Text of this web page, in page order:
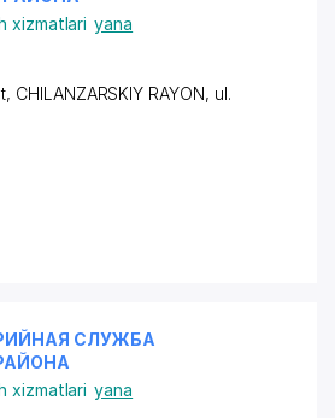
xizmatlari yana
CHILANZARSKIY RAYON, ul.
СЛУЖБА
xizmatlari yana